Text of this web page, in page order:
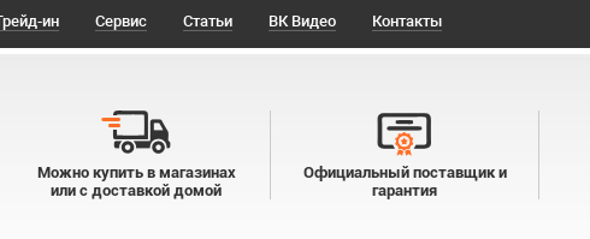
ин Сервис Статьи ВК Видео Контакты
Можно купить в магазинах
или с доставкой домой
Официальный поставщик и
гарантия